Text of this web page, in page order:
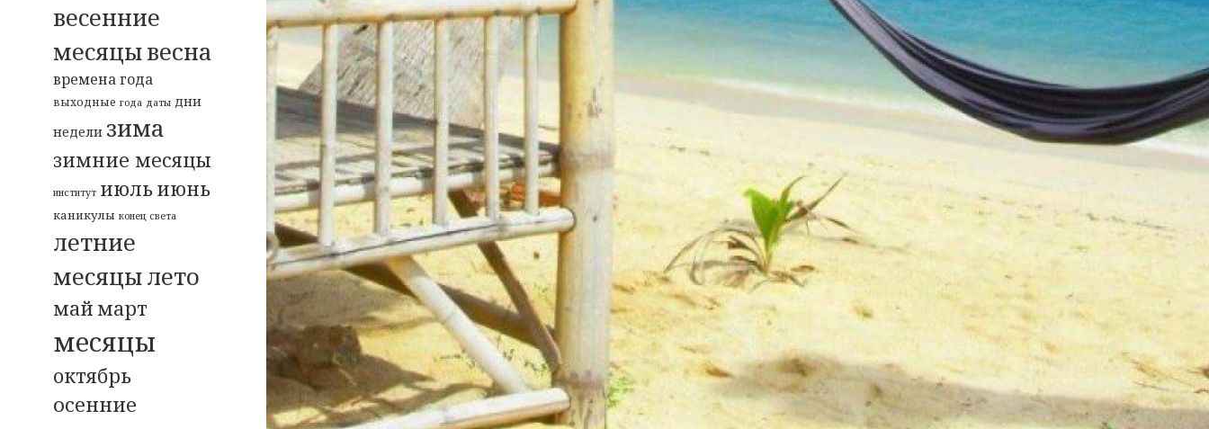
весенние
месяцывесна
времена года
выходные года даты дни
недели зима
зимние месяцы
институт июльиюнь
каникулы конец света
летние
месяцылето
май март
месяцы
октябрь
осенние